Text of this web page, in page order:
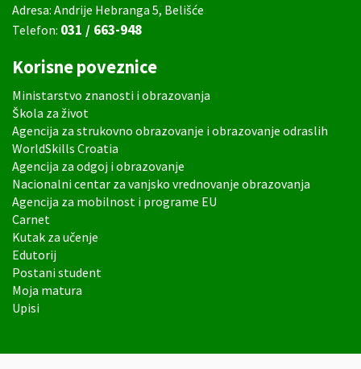
Adresa: Andrije Hebranga 5, Belišće
Telefon: 031 / 663-948
Korisne poveznice
Ministarstvo znanosti i obrazovanja
Škola za život
Agencija za strukovno obrazovanje i obrazovanje odraslih
WorldSkills Croatia
Agencija za odgoj i obrazovanje
Nacionalni centar za vanjsko vrednovanje obrazovanja
Agencija za mobilnost i programe EU
Carnet
Kutak za učenje
Edutorij
Postani student
Moja matura
Upisi